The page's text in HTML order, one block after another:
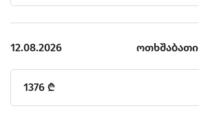
12.08.2026 ოთხშაბათი
1376 ₾